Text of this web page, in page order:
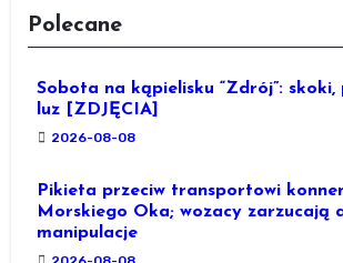
Polecane
Sobota na kąpielisku “Zdrój”: skoki,
luz [ZDJĘCIA]
2026-08-08
Pikieta przeciw transportowi
Morskiego Oka; wozacy zarzucają
manipulacje